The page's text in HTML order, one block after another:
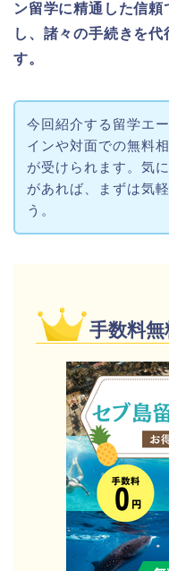
ン留学に精通した信
し、諸々の手続きを
す。
今回紹介する留学エ
インや対面での無料
が受けられます。気
があれば、まずは気
う。
手数料無